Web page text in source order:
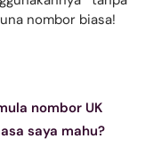
nombor biasa!
nombor UK
saya mahu?